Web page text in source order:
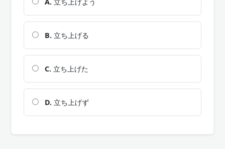
B. 立ち上げる
C. 立ち上げた
D. 立ち上げず